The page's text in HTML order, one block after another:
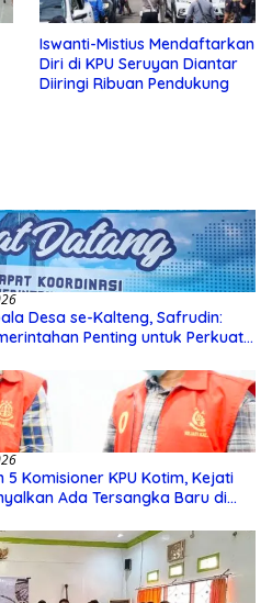
Iswanti-Mistius Mendaftarkan
Diri di KPU Seruyan Diantar
Diiringi Ribuan Pendukung
Desa se-Kalteng, Safrudin:
Penting untuk Perkuat
5 Komisioner KPU Kotim, Kejati
Ada Tersangka Baru di